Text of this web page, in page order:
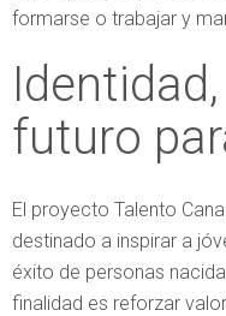
formarse o trabajar y
futuro
El proyecto Talento
destinado a inspirar a
éxito de personas
finalidad es reforzar